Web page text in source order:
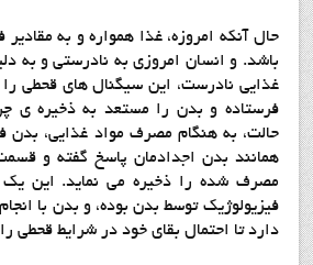
حال آنکه امروزه، غذا همواره و به
باشد. و انسان امروزی به نادرستی و به
غذایی نادرست، این سیگنال های قحطی را
فرستاده و بدن را مستعد به ذخیره ی
حالت، به هنگام مصرف مواد غذایی، بدن
همانند بدن اجدادمان پاسخ گفته و
مصرف شده را ذخیره می نماید. این
فیزیولوژیک توسط بدن بوده، و بدن با
دارد تا احتمال بقای خود در شرایط قحطی